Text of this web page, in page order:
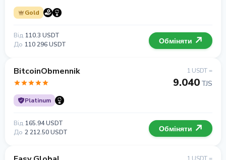
Gold
Від 110.3 USDT
До 110 296 USDT Обміняти
BitcoinObmennik
Platinum
1 USDT =
9.040 TJS
Від 165.94 USDT
До 2 212.50 USDT Обміняти